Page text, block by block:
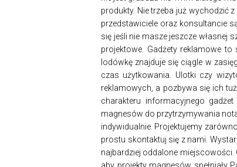
produkty. Nie trzeba już wychodzić
przedstawiciele oraz konsultancie
się jeśli nie masze jeszcze własnej
projektowe. Gadżety reklamowe
lodówkę znajduje się ciągle w
czas użytkowania. Ulotki czy
reklamowych, a pozbywa się ich
charakteru informacyjnego
magnesów do przytrzymywania
indywidualnie. Projektujemy
prostu skontaktuj się z nami.
najbardziej oddalone miejscowości.